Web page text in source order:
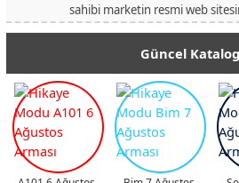
sahibi marketin resmi web
Güncel